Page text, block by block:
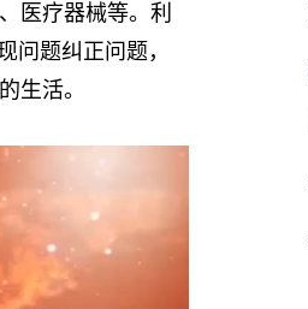
医疗器械等。利
问题纠正问题，
生活。